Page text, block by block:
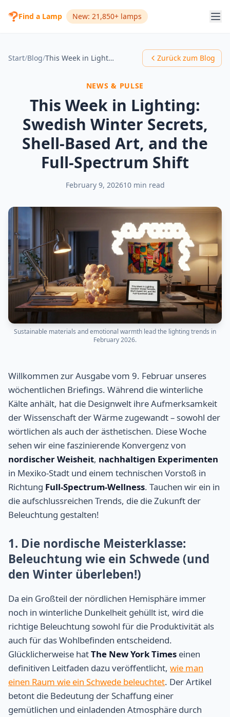
Find a Lamp New: 21,850+ lamps
Start/Blog/ This Week in Lighting: Swedish Winter Secrets, Shell-Based Art, and the Full-Spectrum Shift Zurück zum Blog
NEWS & PULSE
This Week in Lighting:
Swedish Winter Secrets,
Shell-Based Art, and the
Full-Spectrum Shift
February 9, 202610 min read
Sustainable materials and emotional warmth lead the lighting trends in
February 2026.
Willkommen zur Ausgabe vom 9. Februar unseres
wöchentlichen Briefings. Während die winterliche
Kälte anhält, hat die Designwelt ihre Aufmerksamkeit
der Wissenschaft der Wärme zugewandt – sowohl der
wörtlichen als auch der ästhetischen. Diese Woche
sehen wir eine faszinierende Konvergenz von
nordischer Weisheit, nachhaltigen Experimenten
in Mexiko-Stadt und einem technischen Vorstoß in
Richtung Full-Spectrum-Wellness. Tauchen wir ein in
die aufschlussreichen Trends, die die Zukunft der
Beleuchtung gestalten!
1. Die nordische Meisterklasse:
Beleuchtung wie ein Schwede (und
den Winter überleben!)
Da ein Großteil der nördlichen Hemisphäre immer
noch in winterliche Dunkelheit gehüllt ist, wird die
richtige Beleuchtung sowohl für die Produktivität als
auch für das Wohlbefinden entscheidend.
Glücklicherweise hatThe New York Times einen
definitiven Leitfaden dazu veröffentlicht, wie man
einen Raum wie ein Schwede beleuchtet. Der Artikel
betont die Bedeutung der Schaffung einer
gemütlichen und einladenden Atmosphäre durch